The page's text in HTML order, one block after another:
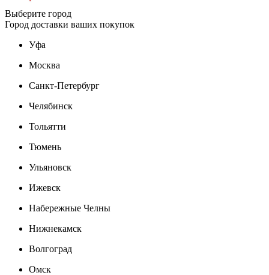
Выберите город
Город доставки ваших покупок
Уфа
Москва
Санкт-Петербург
Челябинск
Тольятти
Тюмень
Ульяновск
Ижевск
Набережные Челны
Нижнекамск
Волгоград
Омск